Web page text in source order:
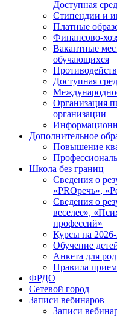
Доступная
Стипендии и
Платные
Финансово-
Вакантные
обучающихся
Доступная
Организация
организации
Дополнительное
Повышение
Школа без границ
Сведения о
«PROречь»,
Сведения о
веселее»,
профессий»
Курсы на
Обучение
Анкета для
Правила
ФРДО
Сетевой город
Записи вебинаров
Записи